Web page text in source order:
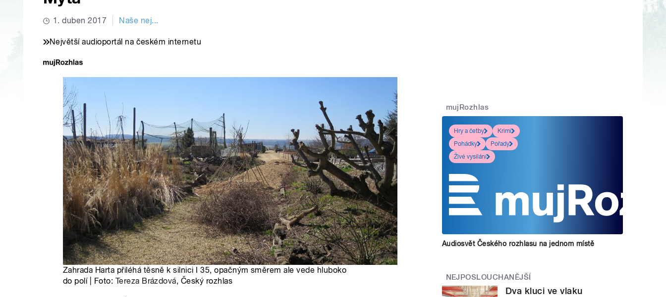
1. duben 2017 Naše nej...
Největší audioportál na českém internetu
Zahrada Harta přiléhá těsně k silnici I 35, opačným směrem ale vede hluboko
do polí | Foto: Tereza Brázdová, Český rozhlas
mujRozhlas
Hry a četby
Krimi
Pohádky
Pořady
Živé vysílání
Audiosvět Českého rozhlasu na jednom místě
NEJPOSLOUCHANĚJŠÍ
Dva kluci ve vlaku